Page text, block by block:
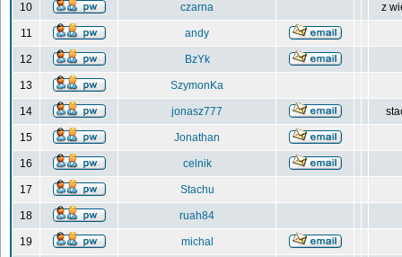
10 czarna z
11 andy
12 BzYk
13 SzymonKa
14 jonasz777
15 Jonathan
16 celnik
17 Stachu
18 ruah84
19 michal